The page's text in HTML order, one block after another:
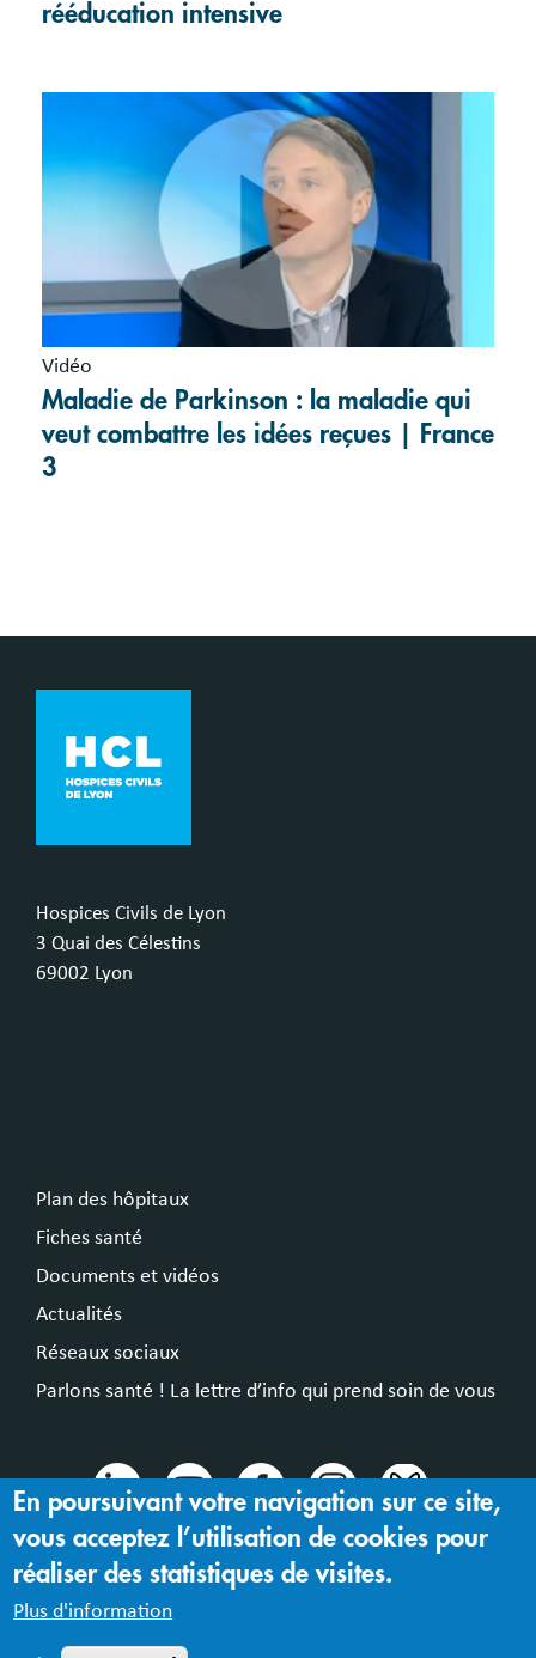
rééducation intensive
Vidéo
Maladie de Parkinson : la maladie qui
veut combattre les idées reçues | France
3
Hospices Civils de Lyon
3 Quai des Célestins
69002 Lyon
Plan des hôpitaux
Fiches santé
Documents et vidéos
Actualités
Réseaux sociaux
Parlons santé ! La lettre d’info qui prend soin de vous
Mentions légales |
Accessibilité : partiellement conforme
En poursuivant votre navigation sur ce site,
vous acceptez l’utilisation de cookies pour
réaliser des statistiques de visites.
Plus d'information